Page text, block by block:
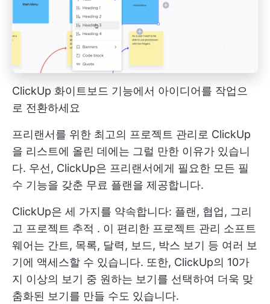
ClickUp 화이트보드 기능에서 아이디어를 작업으
로 전환하세요
프리랜서를 위한 최고의 프로젝트 관리로 ClickUp
을 리스트에 올린 데에는 그럴 만한 이유가 있습니
다. 우선, ClickUp은 프리랜서에게 필요한 모든 필
수 기능을 갖춘 무료 플랜을 제공합니다.
ClickUp은 세 가지를 약속합니다: 플랜, 협업, 그리
고 프로젝트 추적 . 이 편리한 프로젝트 관리 소프트
웨어는 간트, 목록, 달력, 보드, 박스 보기 등 여러 보
기에 액세스할 수 있습니다. 또한, ClickUp의 10가
지 이상의 보기 중 원하는 보기를 선택하여 더욱 맞
춤화된 보기를 만들 수도 있습니다.